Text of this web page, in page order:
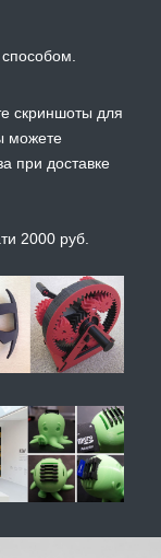
скриншоты для
можете
при доставке
2000 руб.